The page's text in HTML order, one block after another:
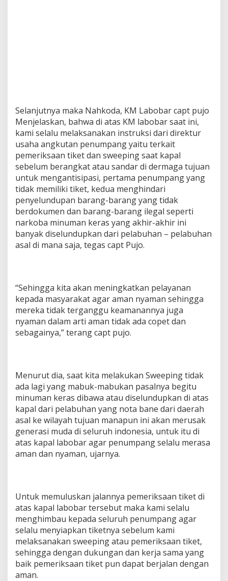
Selanjutnya maka Nahkoda, KM Labobar capt pujo
Menjelaskan, bahwa di atas KM labobar saat ini,
kami selalu melaksanakan instruksi dari direktur
usaha angkutan penumpang yaitu terkait
pemeriksaan tiket dan sweeping saat kapal
sebelum berangkat atau sandar di dermaga tujuan
untuk mengantisipasi, pertama penumpang yang
tidak memiliki tiket, kedua menghindari
penyelundupan barang-barang yang tidak
berdokumen dan barang-barang ilegal seperti
narkoba minuman keras yang akhir-akhir ini
banyak diselundupkan dari pelabuhan – pelabuhan
asal di mana saja, tegas capt Pujo.
“Sehingga kita akan meningkatkan pelayanan
kepada masyarakat agar aman nyaman sehingga
mereka tidak terganggu keamanannya juga
nyaman dalam arti aman tidak ada copet dan
sebagainya,” terang capt pujo.
Menurut dia, saat kita melakukan Sweeping tidak
ada lagi yang mabuk-mabukan pasalnya begitu
minuman keras dibawa atau diselundupkan di atas
kapal dari pelabuhan yang nota bane dari daerah
asal ke wilayah tujuan manapun ini akan merusak
generasi muda di seluruh indonesia, untuk itu di
atas kapal labobar agar penumpang selalu merasa
aman dan nyaman, ujarnya.
Untuk memuluskan jalannya pemeriksaan tiket di
atas kapal labobar tersebut maka kami selalu
menghimbau kepada seluruh penumpang agar
selalu menyiapkan tiketnya sebelum kami
melaksanakan sweeping atau pemeriksaan tiket,
sehingga dengan dukungan dan kerja sama yang
baik pemeriksaan tiket pun dapat berjalan dengan
aman.